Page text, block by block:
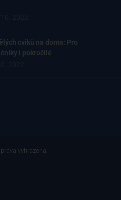
cviků na doma: Pro
i pokročilé
vyhrazena.